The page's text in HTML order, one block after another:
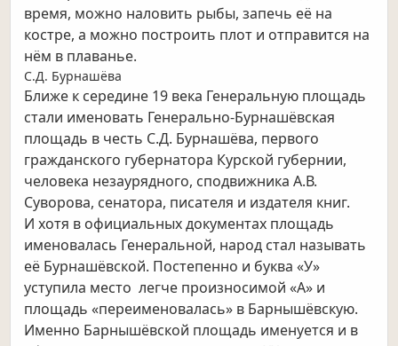
время, можно наловить рыбы, запечь её на
костре, а можно построить плот и отправится на
нём в плаванье.
С.Д. Бурнашёва
Ближе к середине 19 века Генеральную площадь
стали именовать Генерально-Бурнашёвская
площадь в честь С.Д. Бурнашёва, первого
гражданского губернатора Курской губернии,
человека незаурядного, сподвижника А.В.
Суворова, сенатора, писателя и издателя книг.
И хотя в официальных документах площадь
именовалась Генеральной, народ стал называть
её Бурнашёвской. Постепенно и буква «У»
уступила место легче произносимой «А» и
площадь «переименовалась» в Барнышёвскую.
Именно Барнышёвской площадь именуется и в